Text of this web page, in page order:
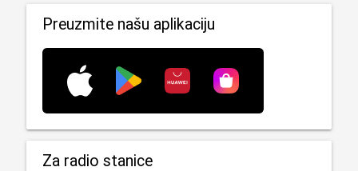
Preuzmite našu aplikaciju
Za radio stanice